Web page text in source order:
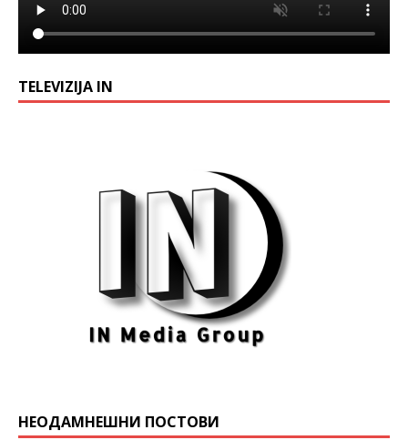
TELEVIZIJA IN
НЕОДАМНЕШНИ ПОСТОВИ